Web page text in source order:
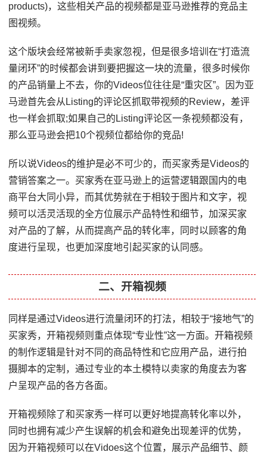
products)，这些相关产品的视频都是亚马逊推荐的竞品主
图视频。
这个版块会经常被新手卖家忽视，但是很多培训在“打造流
量闭环”的时候都会讲到要把握这一块的流量，很多时候你
的产品销量上不去，你的Videos位往往是“重灾区”。因为亚
马逊首先会从Listing的评论区抓取带视频的Review，差评
也一样会抓取;如果自己的Listing评论区一条视频都没有，
那么亚马逊会把10个视频位都给你的竞品!
所以说Videos的维护是必不可少的，而买家秀是Videos的
营销答案之一。买家秀在亚马逊上的运营逻辑跟国内的电
商平台大同小异，而其优势就在于相较于图片和文字，视
频可以活灵活现的全方位展示产品特性和细节，加深买家
对产品的了解，从而提高产品的转化率，同时以顾客的角
度进行呈现，也更加深度地引起买家的认同感。
二、开箱视频
同样是通过Videos进行流量闭环的打法，相较于“接地气”的
买家秀，开箱视频则重点体现“专业性”这一方面。开箱视频
的制作逻辑是针对不同的商品特性和它应用产品，进行拍
摄脚本的定制，通过专业的本土模特以卖家的角度去为客
户呈现产品的各方各面。
开箱视频除了和买家秀一样可以更好地提高转化率以外，
同时也拥有减少产生误解的机会和避免出现差评的优势，
因为开箱视频可以在Vidoes这个位置，展示产品细节、颜